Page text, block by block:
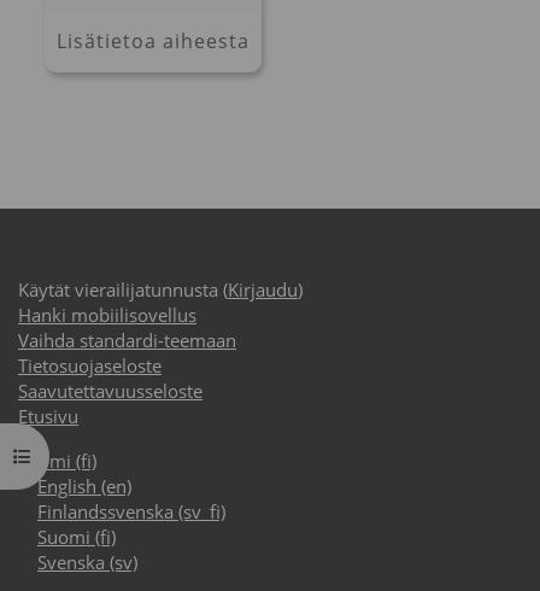
Avaa kurssisisältö
Lisätietoa aiheesta
Käytät vierailijatunnusta (Kirjaudu)
Hanki mobiilisovellus
Vaihda standardi-teemaan
Tietosuojaseloste
Saavutettavuusseloste
Etusivu
Suomi ‎(fi)‎
English ‎(en)‎
Finlandssvenska ‎(sv_fi)‎
Suomi ‎(fi)‎
Svenska ‎(sv)‎